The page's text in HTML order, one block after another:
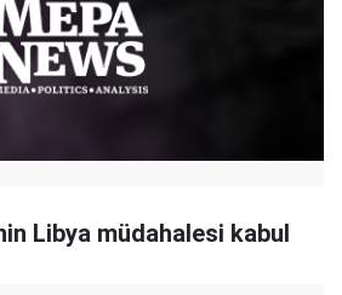
Libya müdahalesi kabul